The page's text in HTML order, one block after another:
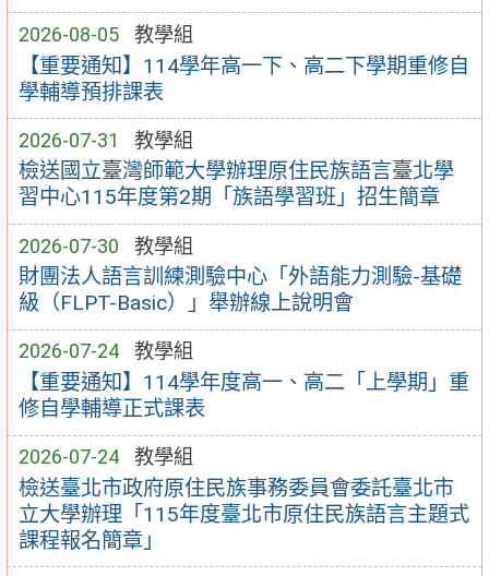
2026-08-05 教學組
【重要通知】114學年高一下、高二下學期重修自
學輔導預排課表
2026-07-31 教學組
檢送國立臺灣師範大學辦理原住民族語言臺北學
習中心115年度第2期「族語學習班」招生簡章
2026-07-30 教學組
財團法人語言訓練測驗中心「外語能力測驗-基礎
級（FLPT-Basic）」舉辦線上說明會
2026-07-24 教學組
【重要通知】114學年度高一、高二「上學期」重
修自學輔導正式課表
2026-07-24 教學組
檢送臺北市政府原住民族事務委員會委託臺北市
立大學辦理「115年度臺北市原住民族語言主題式
課程報名簡章」